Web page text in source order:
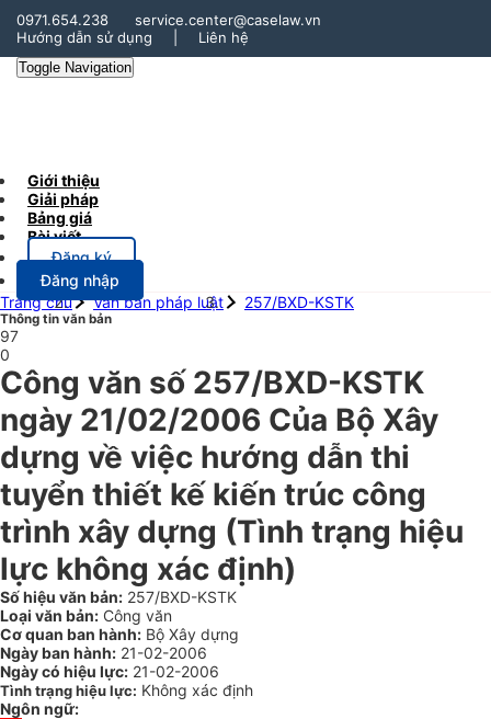
0971.654.238
service.center@caselaw.vn
Hướng dẫn sử dụng
Liên hệ
Toggle Navigation
Giới thiệu
Giải pháp
Bảng giá
Bài viết
Đăng ký
Đăng nhập
Trang chủ
Văn bản pháp luật 257/BXD-KSTK
Thông tin văn bản
97
0
Công văn số 257/BXD-KSTK
ngày 21/02/2006 Của Bộ Xây
dựng về việc hướng dẫn thi
tuyển thiết kế kiến trúc công
trình xây dựng (Tình trạng hiệu
lực không xác định)
Số hiệu văn bản: 257/BXD-KSTK
Loại văn bản: Công văn
Cơ quan ban hành: Bộ Xây dựng
Ngày ban hành: 21-02-2006
Ngày có hiệu lực: 21-02-2006
Tình trạng hiệu lực: Không xác định
Ngôn ngữ: